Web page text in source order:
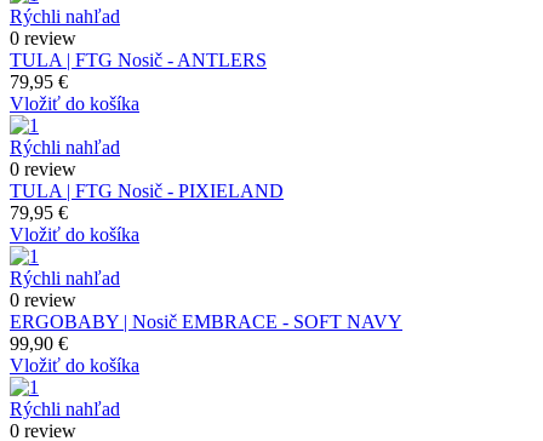
Rýchli nahľad
0 review
TULA | FTG Nosič - ANTLERS
79,95 €
Vložiť do košíka
Rýchli nahľad
0 review
TULA | FTG Nosič - PIXIELAND
79,95 €
Vložiť do košíka
Rýchli nahľad
0 review
ERGOBABY | Nosič EMBRACE - SOFT NAVY
99,90 €
Vložiť do košíka
Rýchli nahľad
0 review